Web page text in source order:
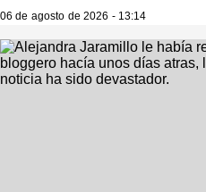
06 de agosto de 2026 - 13:14